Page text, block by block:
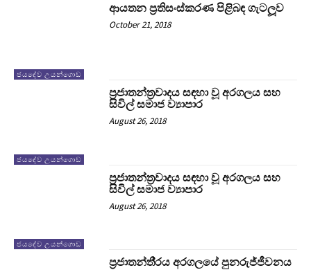
ජයදේව උයන්ගොඩ
ආයතන ප‍්‍රතිසංස්කරණ පිළිබඳ ගැටලූව
October 21, 2018
ජයදේව උයන්ගොඩ
ප‍්‍රජාතන්ත‍්‍රවාදය සඳහා වූ අරගලය සහ
සිවිල් සමාජ ව්‍යාපාර
August 26, 2018
ජයදේව උයන්ගොඩ
ප‍්‍රජාතන්ත‍්‍රවාදය සඳහා වූ අරගලය සහ
සිවිල් සමාජ ව්‍යාපාර
August 26, 2018
ප‍්‍රජාතන්තී‍්‍රය අරගලයේ පුනරුජ්ජීවනය